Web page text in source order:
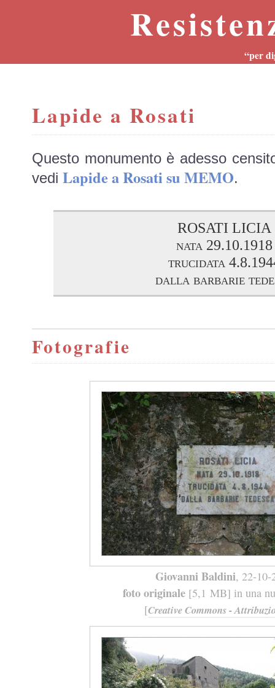
“per
Lapide a Rosati
Questo monumento è adesso
vedi Lapide a Rosati su MEMO.
ROSATI LICIA
nata 29.10.1918
trucidata
dalla barbarie
Fotografie
Giovanni Baldini, 22-10-
foto originale[5,1 MB] in una
[Creative Commons -